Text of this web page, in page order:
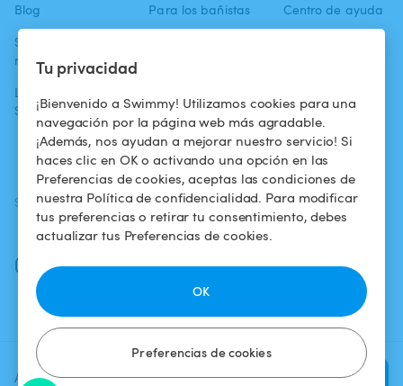
Tu privacidad
¡Bienvenido a Swimmy! Utilizamos cookies para una
navegación por la página web más agradable.
¡Además, nos ayudan a mejorar nuestro servicio! Si
haces clic en OK o activando una opción en las
Preferencias de cookies, aceptas las condiciones de
nuestra Política de confidencialidad. Para modificar
tus preferencias o retirar tu consentimiento, debes
actualizar tus Preferencias de cookies.
Preferencias de cookies
OK
Agrega una fecha y un horario Verificar
Blog
Swimmy en los
medios
La aventura
Swimmy
Para los bañistas
piscina
¿Cómo funciona?
Centro de ayuda
confidencialidad
Aviso legal
SÍGUENOS
Facebook
Instagram
DESCARGAR LA APP